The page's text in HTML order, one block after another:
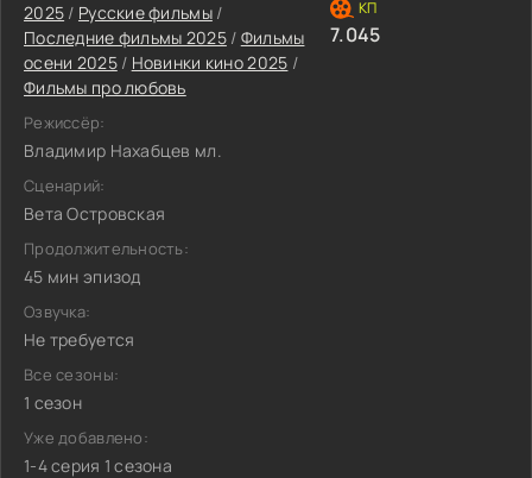
2025 / Русские фильмы/
Последние фильмы 2025/ Фильмы
осени 2025/ Новинки кино 2025 /
Фильмы про любовь
Режиссёр:
Владимир Нахабцев мл.
Сценарий:
Вета Островская
Продолжительность:
45 мин эпизод
Озвучка:
Не требуется
Все сезоны:
1 сезон
Уже добавлено:
1-4 серия 1 сезона
7.045